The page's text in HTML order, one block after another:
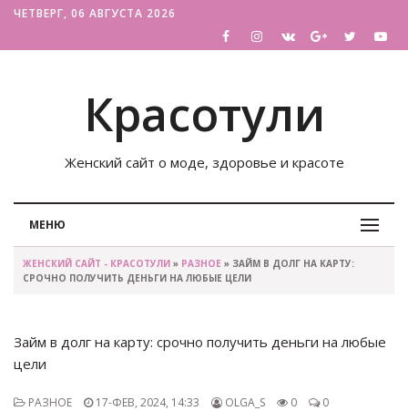
ЧЕТВЕРГ, 06 АВГУСТА 2026
Красотули
Женский сайт о моде, здоровье и красоте
МЕНЮ
ЖЕНСКИЙ САЙТ - КРАСОТУЛИ » РАЗНОЕ » ЗАЙМ В ДОЛГ НА КАРТУ:
СРОЧНО ПОЛУЧИТЬ ДЕНЬГИ НА ЛЮБЫЕ ЦЕЛИ
Займ в долг на карту: срочно получить деньги на любые
цели
РАЗНОЕ 17-ФЕВ, 2024, 14:33 OLGA_S 0 0